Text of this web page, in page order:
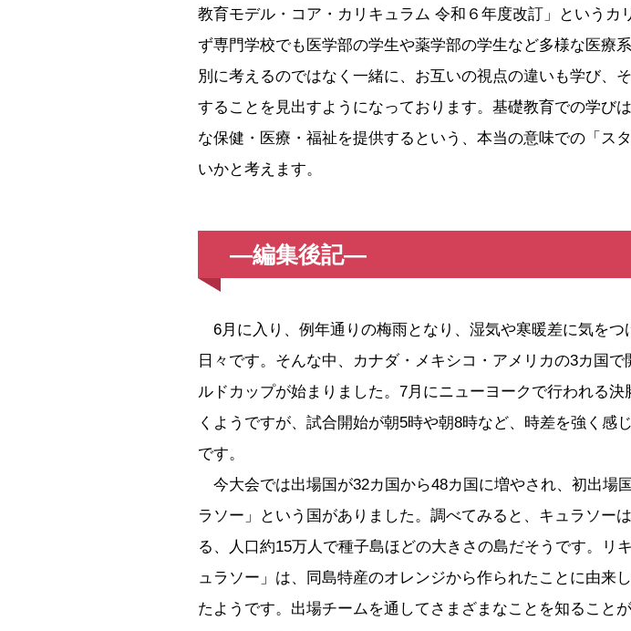
教育モデル・コア・カリキュラム 令和６年度改訂」という
ず専門学校でも医学部の学生や薬学部の学生など多様な医療
別に考えるのではなく一緒に、お互いの視点の違いも学び、
することを見出すようになっております。基礎教育での学び
な保健・医療・福祉を提供するという、本当の意味での「ス
いかと考えます。
―編集後記―
6月に入り、例年通りの梅雨となり、湿気や寒暖差に気をつ
日々です。そんな中、カナダ・メキシコ・アメリカの3カ国で
ルドカップが始まりました。7月にニューヨークで行われる決
くようですが、試合開始が朝5時や朝8時など、時差を強く感
です。
今大会では出場国が32カ国から48カ国に増やされ、初出場
ラソー」という国がありました。調べてみると、キュラソー
る、人口約15万人で種子島ほどの大きさの島だそうです。リ
ュラソー」は、同島特産のオレンジから作られたことに由来
たようです。出場チームを通してさまざまなことを知ることが